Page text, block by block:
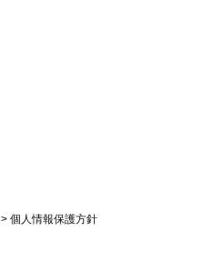
> 個人情報保護方針